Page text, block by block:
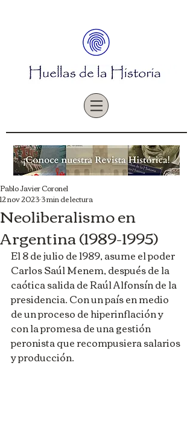
Neoliberalismo en
Argentina (1989-1995)
Pablo Javier Coronel
12 nov 20233 min de lectura
El 8 de julio de 1989, asume el poder
Carlos Saúl Menem, después de la
caótica salida de Raúl Alfonsín de la
presidencia. Con un país en medio
de un proceso de hiperinflación y
con la promesa de una gestión
peronista que recompusiera salarios
y producción.